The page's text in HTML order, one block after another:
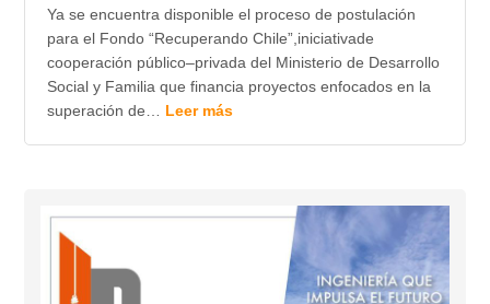
Ya se encuentra disponible el proceso de postulación
para el Fondo “Recuperando Chile”,iniciativade
cooperación público–privada del Ministerio de Desarrollo
Social y Familia que financia proyectos enfocados en la
superación de… Leer más